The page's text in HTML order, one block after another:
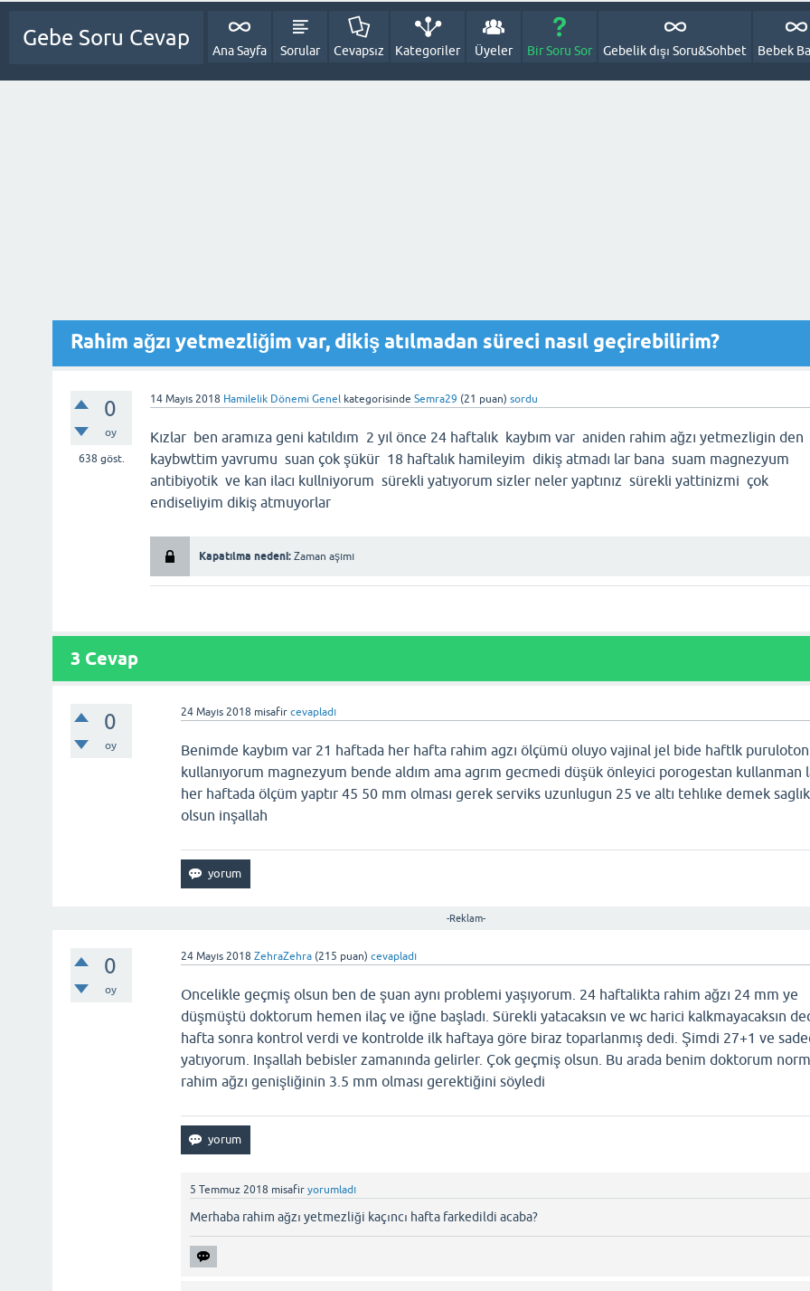
Gebe Soru Cevap
Ana Sayfa Sorular Cevapsız Kategoriler Üyeler Bir Soru Sor Gebelik dışı Soru&Sohbet Bebek
Rahim ağzı yetmezliğim var, dikiş atılmadan süreci nasıl geçirebilirim?
0
oy
638 göst.
14 Mayıs 2018 Hamilelik Dönemi Genel kategorisinde Semra29 (21 puan) sordu
Kızlar ben aramıza geni katıldım 2 yıl önce 24 haftalık kaybım var aniden rahim ağzı yetmezligin den
kaybwttim yavrumu suan çok şükür 18 haftalık hamileyim dikiş atmadı lar bana suam magnezyum
antibiyotik ve kan ilacı kullniyorum sürekli yatıyorum sizler neler yaptınız sürekli yattinizmi çok
endiseliyim dikiş atmuyorlar
Kapatılma nedeni: Zaman aşımı
3 Cevap
0
oy
24 Mayıs 2018 misafir cevapladı
Benimde kaybım var 21 haftada her hafta rahim agzı ölçümü oluyo vajinal jel bide haftlk
kullanıyorum magnezyum bende aldım ama agrım gecmedi düşük önleyici porogestan kullanman
her haftada ölçüm yaptır 45 50 mm olması gerek serviks uzunlugun 25 ve altı tehlıke demek
olsun inşallah
-Reklam-
0
oy
24 Mayıs 2018 ZehraZehra (215 puan) cevapladı
Oncelikle geçmiş olsun ben de şuan aynı problemi yaşıyorum. 24 haftalikta rahim ağzı 24 mm ye
düşmüştü doktorum hemen ilaç ve iğne başladı. Sürekli yatacaksın ve wc harici kalkmayacaksın
hafta sonra kontrol verdi ve kontrolde ilk haftaya göre biraz toparlanmış dedi. Şimdi 27+1 ve
yatıyorum. Inşallah bebisler zamanında gelirler. Çok geçmiş olsun. Bu arada benim doktorum
rahim ağzı genişliğinin 3.5 mm olması gerektiğini söyledi
5 Temmuz 2018 misafir yorumladı
Merhaba rahim ağzı yetmezliği kaçıncı hafta farkedildi acaba?